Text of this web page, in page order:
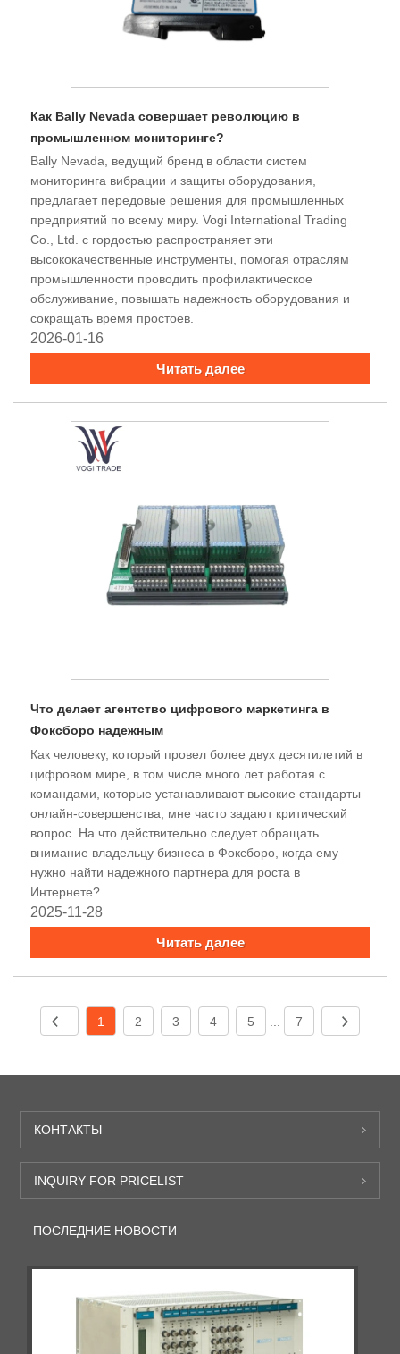
Как Bally Nevada совершает революцию в
промышленном мониторинге?
​Bally Nevada, ведущий бренд в области систем
мониторинга вибрации и защиты оборудования,
предлагает передовые решения для промышленных
предприятий по всему миру. Vogi International Trading
Co., Ltd. с гордостью распространяет эти
высококачественные инструменты, помогая отраслям
промышленности проводить профилактическое
обслуживание, повышать надежность оборудования и
сокращать время простоев.
2026-01-16
Читать далее
Что делает агентство цифрового маркетинга в
Фоксборо надежным
Как человеку, который провел более двух десятилетий в
цифровом мире, в том числе много лет работая с
командами, которые устанавливают высокие стандарты
онлайн-совершенства, мне часто задают критический
вопрос. На что действительно следует обращать
внимание владельцу бизнеса в Фоксборо, когда ему
нужно найти надежного партнера для роста в
Интернете?
2025-11-28
Читать далее
1 2 3 4 5 7
КОНТАКТЫ
INQUIRY FOR PRICELIST
ПОСЛЕДНИЕ НОВОСТИ